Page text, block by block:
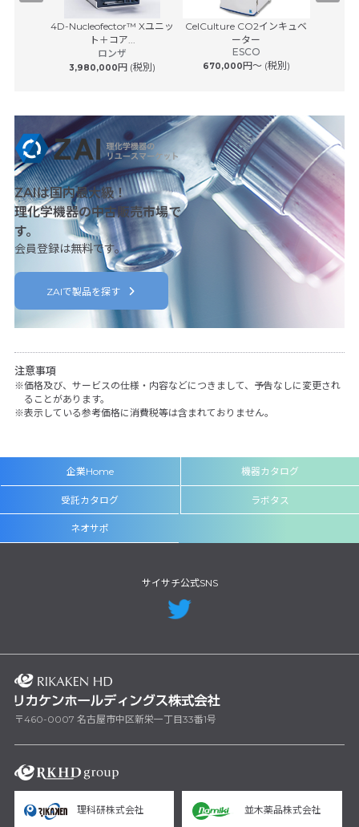
4D-Nucleofector™ Xユニッ
ト＋コア...
ロンザ
3,980,000円 (税別)
CelCulture CO2インキュベ
ーター
ESCO
670,000円〜 (税別)
ZAIは国内最大級！
理化学機器の中古販売市場で
す。
会員登録は無料です。
ZAIで製品を探す
注意事項
価格及び、サービスの仕様・内容などにつきまして、予告なしに変更され
ることがあります。
表示している参考価格に消費税等は含まれておりません。
企業Home 機器カタログ
受託カタログ ラボタス
ネオサポ
サイサチ公式SNS
〒460-0007 名古屋市中区新栄一丁目33番1号
理科研株式会社 並木薬品株式会社